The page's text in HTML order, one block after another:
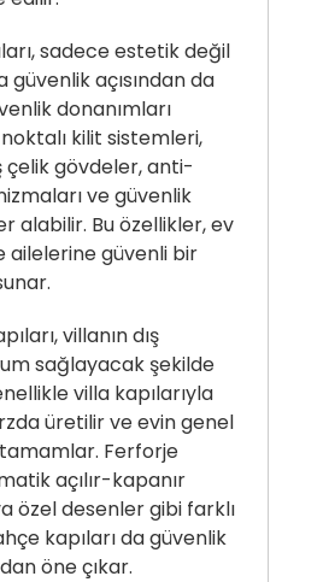
sadece estetik değil
güvenlik açısından da
donanımları
kilit sistemleri,
çelik gövdeler, anti-
ve güvenlik
alabilir. Bu özellikler, ev
ailelerine güvenli bir
villanın dış
sağlayacak şekilde
villa kapılarıyla
üretilir ve evin genel
Ferforje
açılır-kapanır
özel desenler gibi farklı
kapıları da güvenlik
öne çıkar.